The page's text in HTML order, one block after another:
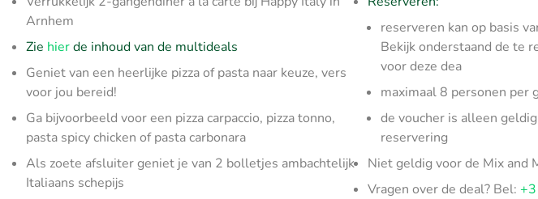
Arnhem
Zie hierde inhoud van de multideals
Geniet van een heerlijke pizza of pasta naar keuze, vers
voor jou bereid!
Ga bijvoorbeeld voor een pizza carpaccio, pizza tonno,
pasta spicy chicken of pasta carbonara
Als zoete afsluiter geniet je van 2 bolletjes ambachtelijk
Italiaans schepijs
reserveren kan op basis
Bekijk onderstaand de te
voor deze dea
maximaal 8 personen per
de voucher is alleen
reservering
Niet geldig voor de Mix and
Vragen over de deal? Bel: